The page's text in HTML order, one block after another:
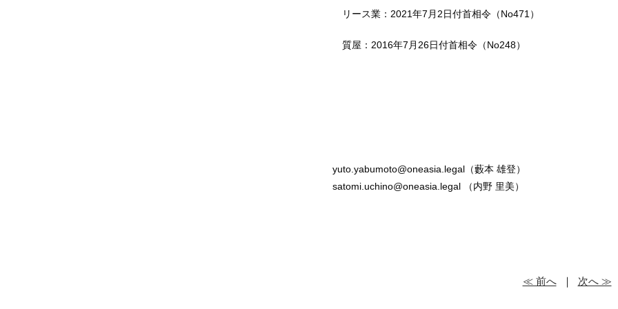
リース業：2021年7月2日付首相令（No471）
質屋：2016年7月26日付首相令（No248）
yuto.yabumoto@oneasia.legal（藪本 雄登）
satomi.uchino@oneasia.legal （内野 里美）
≪ 前へ｜ 次へ ≫